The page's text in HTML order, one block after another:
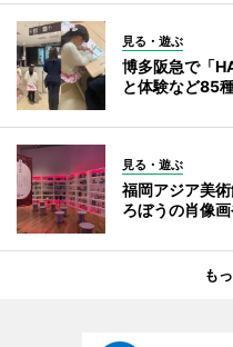
見る・遊ぶ
博多阪急で「
と体験など85
見る・遊ぶ
福岡アジア美
ろぼうの肖像
も